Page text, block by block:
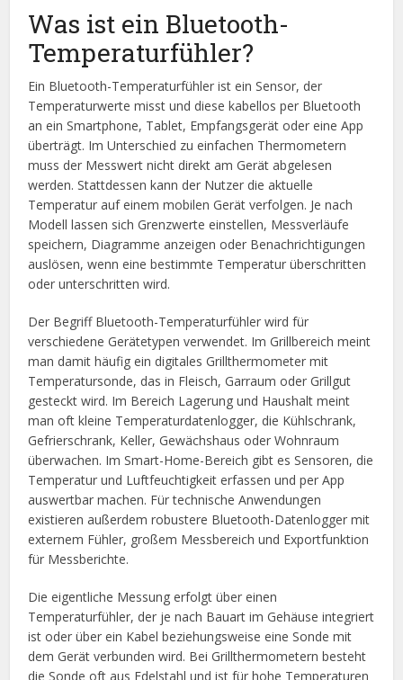
Was ist ein Bluetooth-
Temperaturfühler?
Ein Bluetooth-Temperaturfühler ist ein Sensor, der
Temperaturwerte misst und diese kabellos per Bluetooth
an ein Smartphone, Tablet, Empfangsgerät oder eine App
überträgt. Im Unterschied zu einfachen Thermometern
muss der Messwert nicht direkt am Gerät abgelesen
werden. Stattdessen kann der Nutzer die aktuelle
Temperatur auf einem mobilen Gerät verfolgen. Je nach
Modell lassen sich Grenzwerte einstellen, Messverläufe
speichern, Diagramme anzeigen oder Benachrichtigungen
auslösen, wenn eine bestimmte Temperatur überschritten
oder unterschritten wird.
Der Begriff Bluetooth-Temperaturfühler wird für
verschiedene Gerätetypen verwendet. Im Grillbereich meint
man damit häufig ein digitales Grillthermometer mit
Temperatursonde, das in Fleisch, Garraum oder Grillgut
gesteckt wird. Im Bereich Lagerung und Haushalt meint
man oft kleine Temperaturdatenlogger, die Kühlschrank,
Gefrierschrank, Keller, Gewächshaus oder Wohnraum
überwachen. Im Smart-Home-Bereich gibt es Sensoren, die
Temperatur und Luftfeuchtigkeit erfassen und per App
auswertbar machen. Für technische Anwendungen
existieren außerdem robustere Bluetooth-Datenlogger mit
externem Fühler, großem Messbereich und Exportfunktion
für Messberichte.
Die eigentliche Messung erfolgt über einen
Temperaturfühler, der je nach Bauart im Gehäuse integriert
ist oder über ein Kabel beziehungsweise eine Sonde mit
dem Gerät verbunden wird. Bei Grillthermometern besteht
die Sonde oft aus Edelstahl und ist für hohe Temperaturen